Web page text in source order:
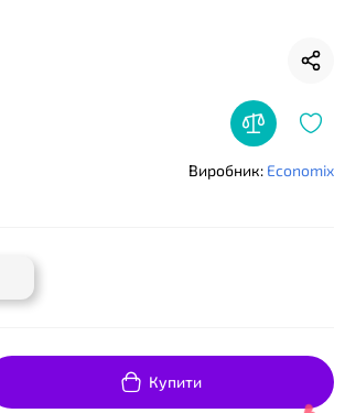
Виробник: Economix
Купити